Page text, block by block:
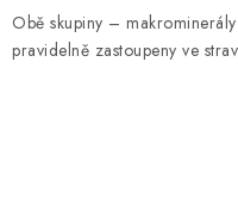
Obě skupiny –
pravidelně zastoupeny ve